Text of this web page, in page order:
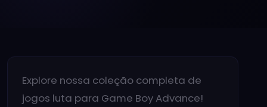
Explore nossa coleção completa de
jogos luta para Game Boy Advance!